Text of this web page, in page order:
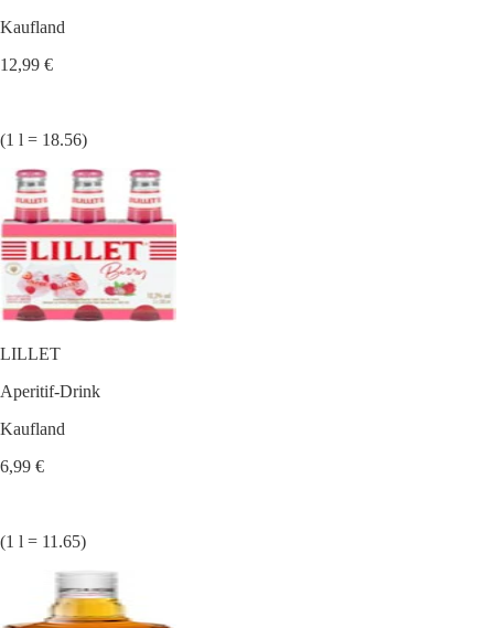
Kaufland
12,99 €
(1 l = 18.56)
LILLET
Aperitif-Drink
Kaufland
6,99 €
(1 l = 11.65)